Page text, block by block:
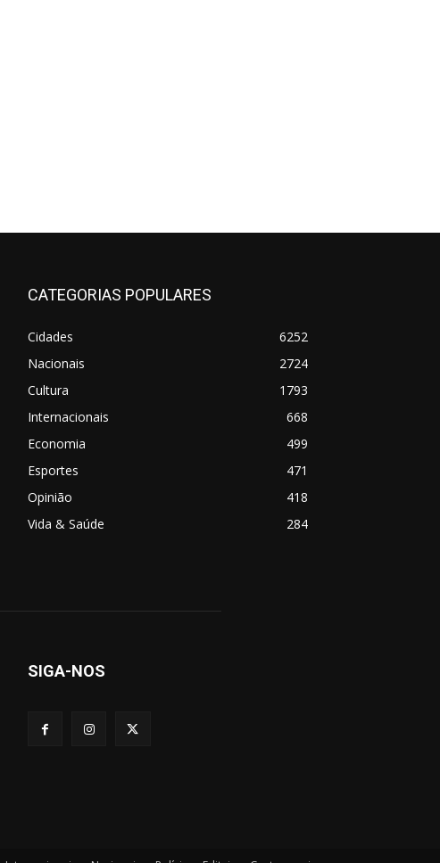
CATEGORIAS POPULARES
Cidades
6252
Nacionais
2724
Cultura
1793
Internacionais
668
Economia
499
Esportes
471
Opinião
418
Vida & Saúde
284
SIGA-NOS